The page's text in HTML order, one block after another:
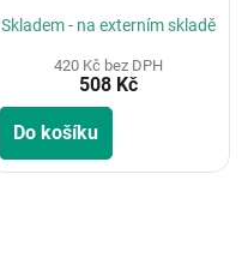
Skladem - na externím skladě
420 Kč bez DPH
508 Kč
Do košíku